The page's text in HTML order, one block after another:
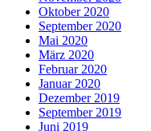
Oktober 2020
September 2020
Mai 2020
März 2020
Februar 2020
Januar 2020
Dezember 2019
September 2019
Juni 2019